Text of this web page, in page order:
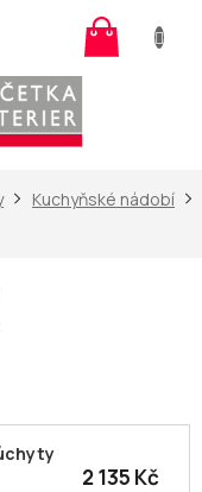
košík
Kuchyňské nádobí
2 135 Kč